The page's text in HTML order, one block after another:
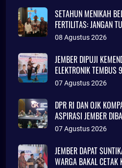
SETAHUN MENIKAH
FERTILITAS: JANGAN
KONSULTASI
08 Agustus 2026
JEMBER DIPUJI
07 Agustus 2026
DPR RI DAN OJK
ASPIRASI JEMBER
07 Agustus 2026
JEMBER DAPAT
WARGA BAKAL CETAK